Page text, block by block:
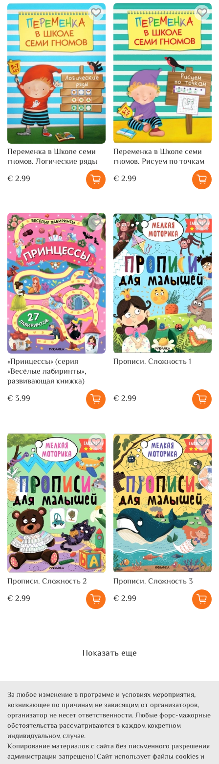
Переменка в Школе семи
гномов. Логические ряды
€ 2.99
Переменка в Школе семи
гномов. Рисуем по точкам
€ 2.99
«Принцессы» (серия
«Весёлые лабиринты»,
развивающая книжка)
€ 3.99
Прописи. Сложность 1
€ 2.99
Прописи. Сложность 2
€ 2.99
Прописи. Сложность 3
€ 2.99
Показать еще
За любое изменение в программе и условиях мероприятия,
возникающее по причинам не зависящим от организаторов,
организатор не несет ответственности. Любые форс-мажорные
обстоятельства рассматриваются в каждом кокретном
индивидуальном случае.
Копирование материалов с сайта без письменного разрешения
администрации запрещено! Сайт использует файлы cookies и